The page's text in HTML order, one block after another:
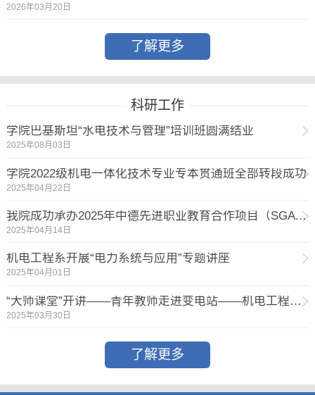
2026年03月20日
了解更多
科研工作
学院巴基斯坦“水电技术与管理”培训班圆满结业
2025年08月03日
学院2022级机电一体化技术专业专本贯通班全部转段成功
2025年04月22日
我院成功承办2025年中德先进职业教育合作项目（SGAVE）院校研讨会
2025年04月14日
机电工程系开展“电力系统与应用”专题讲座
2025年04月01日
“大师课堂”开讲——青年教师走进变电站——机电工程系依托贾廷波技能大师工作室开展生产实践活动
2025年03月30日
了解更多